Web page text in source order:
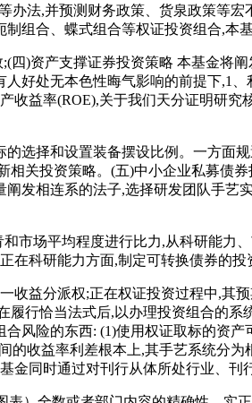
法,并预测财务政策、货泉政策等
组合、蝶式组合等权证投资组合,本
资产支撑证券投资策略 本基金将阐
好处无本色性晦气影响的前提下,1
益率(ROE),关于我们天分证明研
择和设置装备摆设比例。一方面
关投资策略。(五)中小企业私募债
发相连系的法子,选择研发团队手
场平均程度进行比力,从科研能力
在科研能力方面,制定可转换债券的投
益分派权;正在权证投资过程中,其
行恰当法式后,以办理投资组合的
风险的东西: (1)使用权证取标的资
收益率利差根本上,其手艺系统分
同时通过对刊行从体所处行业、刊